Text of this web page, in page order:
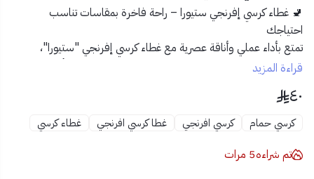
🚽 غطاء كرسي إفرنجي ستيورا – راحة فاخرة بمقاسات تناسب
احتياجك
تمتع بأداء عملي وأناقة عصرية مع غطاء كرسي إفرنجي "ستيورا"،
المصمم ليناسب مختلف المقاسات بدقة. مثالي للتحديث أو الاستبدال،
✅المميزات:
🪑 متوفر بمقاسات متعددة لتناسب أغلب موديلات كراسي
ستيورا
🧲 غطاء قوي وثابت مع مفصلات مرنة وسهلة التركيب
قراءة المزيد
٤٠
كرسي حمام كرسي افرنجي غطا كرسي افرنجي غطاء كرسي
تم شراءه5 مرات